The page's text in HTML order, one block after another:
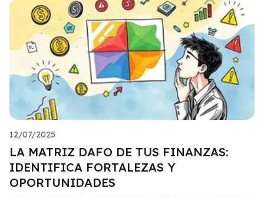
12/07/2025
LA MATRIZ DAFO DE TUS FINANZAS:
IDENTIFICA FORTALEZAS Y
OPORTUNIDADES